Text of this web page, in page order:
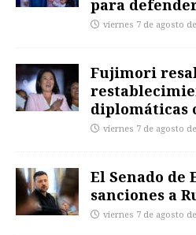
para
viernes 7 de agosto
Fujimori
diplomáticas
viernes 7 de agosto
El Senado de
sanciones a
viernes 7 de agosto